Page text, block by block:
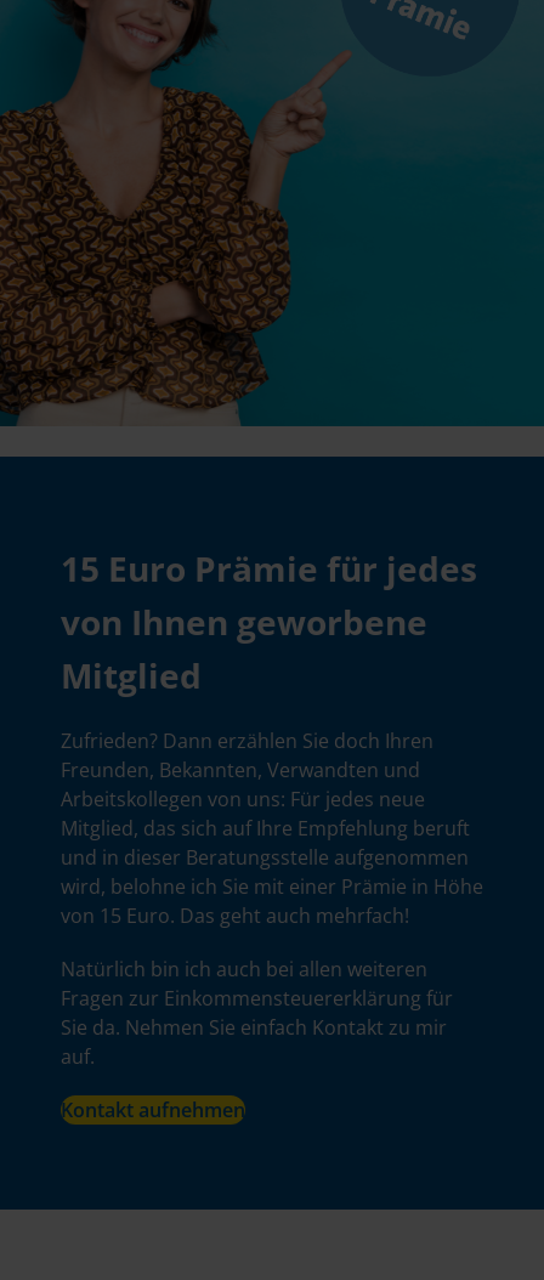
15 Euro Prämie für jedes
von Ihnen geworbene
Mitglied
Zufrieden? Dann erzählen Sie doch Ihren
Freunden, Bekannten, Verwandten und
Arbeitskollegen von uns: Für jedes neue
Mitglied, das sich auf Ihre Empfehlung beruft
und in dieser Beratungsstelle aufgenommen
wird, belohne ich Sie mit einer Prämie in Höhe
von 15 Euro. Das geht auch mehrfach!
Natürlich bin ich auch bei allen weiteren
Fragen zur Einkommensteuererklärung für
Sie da. Nehmen Sie einfach Kontakt zu mir
auf.
Kontakt aufnehmen